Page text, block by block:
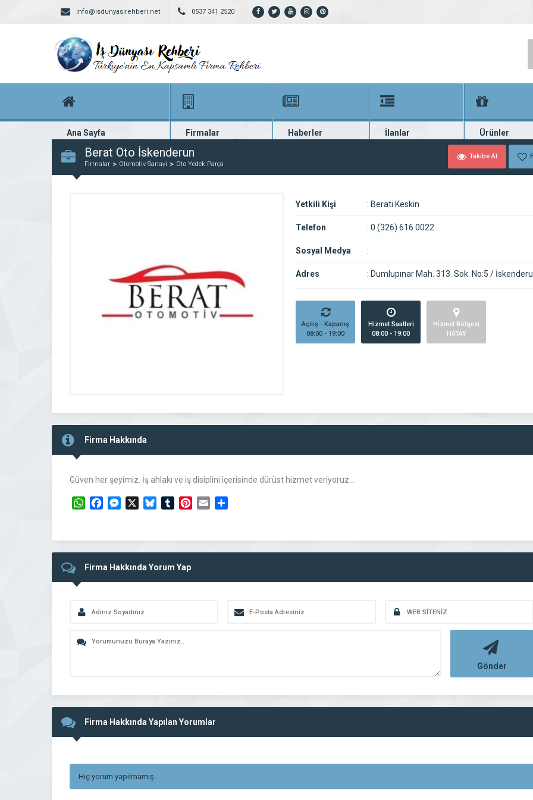
info@isdunyasirehberi.net 0537 341 2520
Ana Sayfa
Firma rehberi ana sayfanız
Firmalar
Yüzlerce kayıtlı firma
Haberler
En güncel haberler
İlanlar
Güncel seri ilanlar
Ürünler
Binlerce firma
Berat Oto İskenderun
Firmalar Otomotiv Sanayi Oto Yedek Parça
Takibe Al
Yetkili Kişi : Berati Keskin
Telefon : 0 (326) 616 0022
Sosyal Medya :
Adres : Dumlupınar Mah. 313. Sok. No:5 /
Açılış - Kapanış
08:00 - 19:00
Hizmet Saatleri
08:00 - 19:00
Hizmet Bölgesi
HATAY
Firma Hakkında
Güven her şeyimiz. İş ahlakı ve iş disiplini içerisinde dürüst hizmet veriyoruz…
WhatsAppFacebookMessengerBlueskyTumblrPinterest
Email
Firma Hakkında Yorum Yap
Gönder
Firma Hakkında Yapılan Yorumlar
Hiç yorum yapılmamış.